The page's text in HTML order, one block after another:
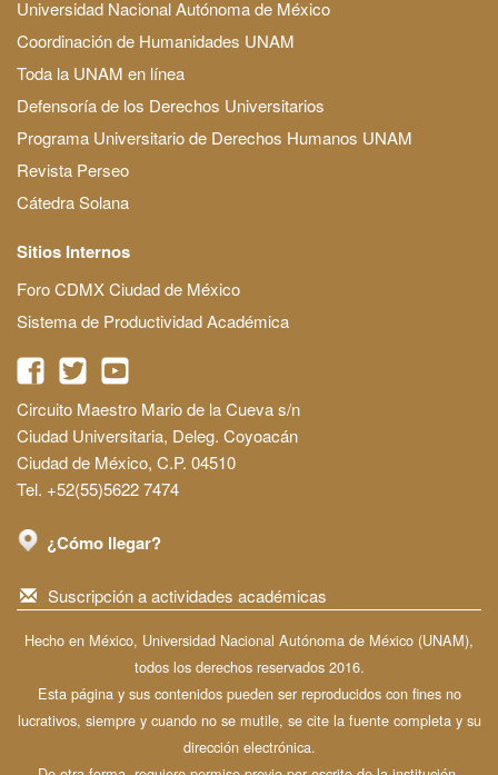
Universidad Nacional Autónoma de México
Coordinación de Humanidades UNAM
Toda la UNAM en línea
Defensoría de los Derechos Universitarios
Programa Universitario de Derechos Humanos UNAM
Revista Perseo
Cátedra Solana
Sitios Internos
Foro CDMX Ciudad de México
Sistema de Productividad Académica
Circuito Maestro Mario de la Cueva s/n
Ciudad Universitaria, Deleg. Coyoacán
Ciudad de México, C.P. 04510
Tel. +52(55)5622 7474
¿Cómo llegar?
Suscripción a actividades académicas
Hecho en México, Universidad Nacional Autónoma de México (UNAM),
todos los derechos reservados 2016.
Esta página y sus contenidos pueden ser reproducidos con fines no
lucrativos, siempre y cuando no se mutile, se cite la fuente completa y su
dirección electrónica.